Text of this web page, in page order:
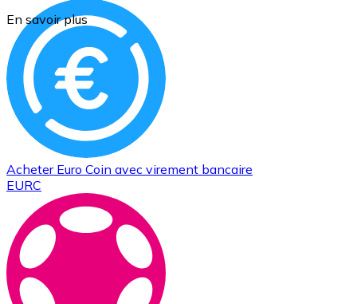
Acheter Euro Coin avec virement bancaire
EURC
En savoir plus